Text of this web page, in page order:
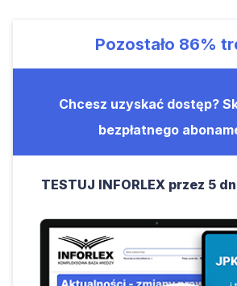
Pozostało 86%
Chcesz uzyskać dostęp?
bezpłatnego
TESTUJ INFORLEX przez 5